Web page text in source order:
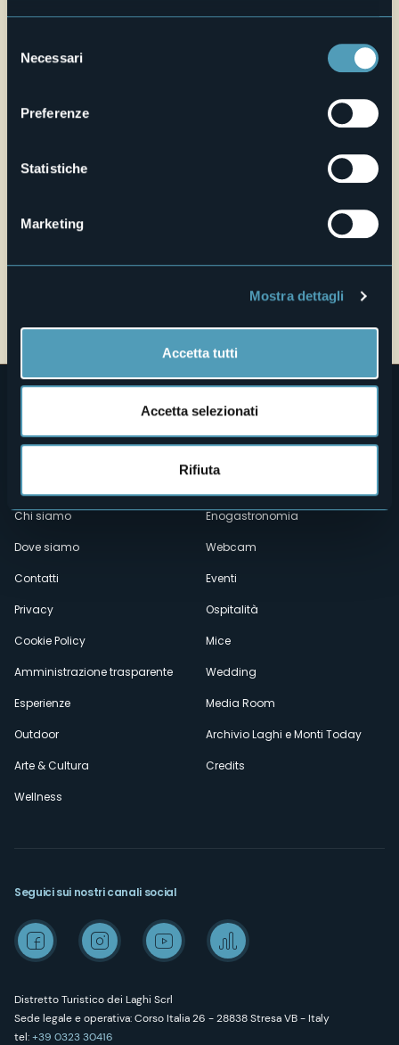
delNecessari
Preferenze
Statistiche
Marketing
Mostra dettagli
Accetta tutti
Accetta selezionati
Rifiuta
Menù
secondario
Chi siamo
Dove siamo
Contatti
Privacy
Cookie Policy
Amministrazione trasparente
Esperienze
Outdoor
Arte & Cultura
Wellness
Enogastronomia
Webcam
Eventi
Ospitalità
Mice
Wedding
Media Room
Archivio Laghi e Monti Today
Credits
Distretto Turistico dei Laghi Scrl
Sede legale e operativa: Corso Italia 26 - 28838 Stresa VB - Italy
tel:+39 0323 30416
Seguici sui nostri canali social